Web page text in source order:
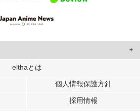
して、ユーザーに合わせたコンテンツや広告の
析の各パートナーに提供しています。
elthaとは
個人情報保護方針
採用情報